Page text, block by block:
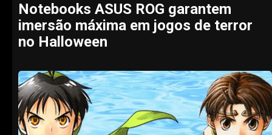
Notebooks ASUS ROG garantem
imersão máxima em jogos de terror
no Halloween